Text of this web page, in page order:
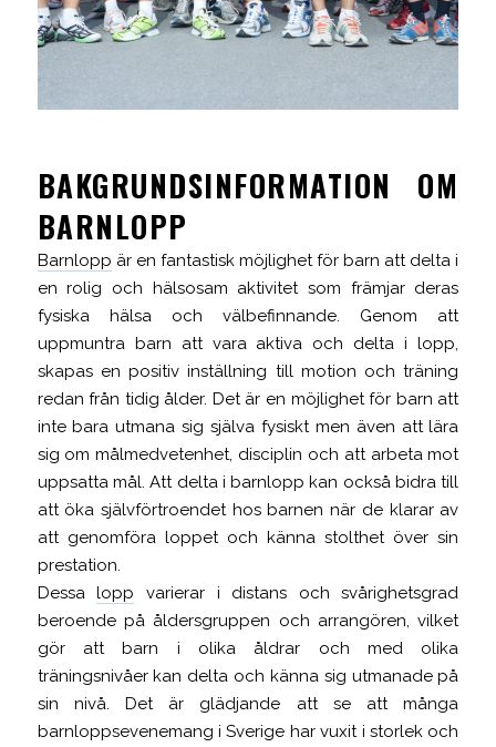
BAKGRUNDSINFORMATION OM
BARNLOPP
Barnlopp är en fantastisk möjlighet för barn att delta i
en rolig och hälsosam aktivitet som främjar deras
fysiska hälsa och välbefinnande. Genom att
uppmuntra barn att vara aktiva och delta i lopp,
skapas en positiv inställning till motion och träning
redan från tidig ålder. Det är en möjlighet för barn att
inte bara utmana sig själva fysiskt men även att lära
sig om målmedvetenhet, disciplin och att arbeta mot
uppsatta mål. Att delta i barnlopp kan också bidra till
att öka självförtroendet hos barnen när de klarar av
att genomföra loppet och känna stolthet över sin
prestation.
Dessalopp varierar i distans och svårighetsgrad
beroende på åldersgruppen och arrangören, vilket
gör att barn i olika åldrar och med olika
träningsnivåer kan delta och känna sig utmanade på
sin nivå. Det är glädjande att se att många
barnloppsevenemang i Sverige har vuxit i storlek och